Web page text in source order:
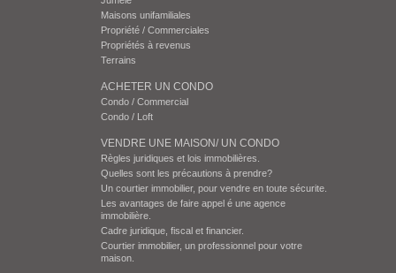
Maisons unifamiliales
Propriété / Commerciales
Propriétés à revenus
Terrains
ACHETER UN CONDO
Condo / Commercial
Condo / Loft
VENDRE UNE MAISON/ UN CONDO
Règles juridiques et lois immobilières.
Quelles sont les précautions à prendre?
Un courtier immobilier, pour vendre en toute sécurite.
Les avantages de faire appel é une agence
immobilière.
Cadre juridique, fiscal et financier.
Courtier immobilier, un professionnel pour votre
maison.